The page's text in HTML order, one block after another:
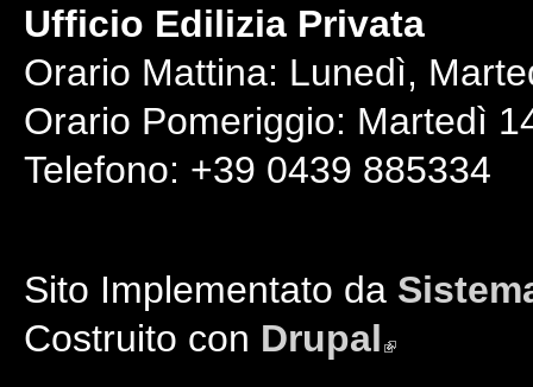
Ufficio Edilizia Privata
Orario Mattina: Lunedì,
Orario Pomeriggio: Martedì
Telefono: +39 0439 885334
Sito Implementato da
Costruito con Drupal